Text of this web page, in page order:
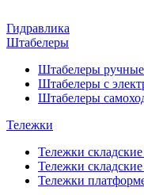
Гидравлика
Штабелеры
Штабелеры ручные
Штабелеры с
Штабелеры
Тележки
Тележки
Тележки
Тележки